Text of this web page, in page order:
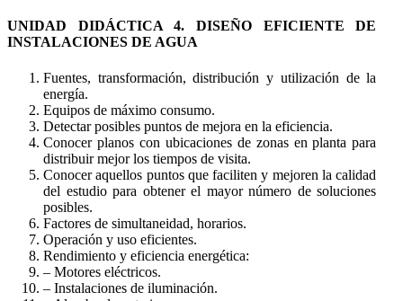
UNIDAD DIDÁCTICA 4. DISEÑO EFICIENTE DE
INSTALACIONES DE AGUA
Fuentes, transformación, distribución y utilización de la
energía.
Equipos de máximo consumo.
Detectar posibles puntos de mejora en la eficiencia.
Conocer planos con ubicaciones de zonas en planta para
distribuir mejor los tiempos de visita.
Conocer aquellos puntos que faciliten y mejoren la calidad
del estudio para obtener el mayor número de soluciones
posibles.
Factores de simultaneidad, horarios.
Operación y uso eficientes.
Rendimiento y eficiencia energética:
– Motores eléctricos.
– Instalaciones de iluminación.